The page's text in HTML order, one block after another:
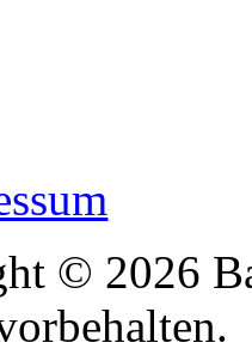
© 2026